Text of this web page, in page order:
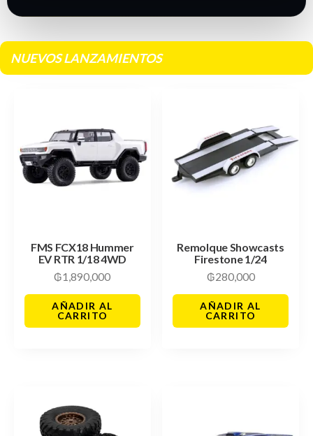
NUEVOS LANZAMIENTOS
FMS FCX18 Hummer
EV RTR 1/18 4WD
₲1,890,000
AÑADIR AL
CARRITO
Remolque Showcasts
Firestone 1/24
₲280,000
AÑADIR AL
CARRITO